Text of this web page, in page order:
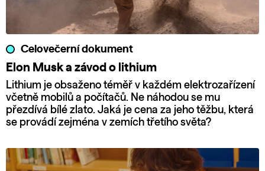
Celovečerní dokument
Elon Musk a závod o lithium
Lithium je obsaženo téměř v každém elektrozařízení
včetně mobilů a počítačů. Ne náhodou se mu
přezdívá bílé zlato. Jaká je cena za jeho těžbu, která
se provádí zejména v zemích třetího světa?